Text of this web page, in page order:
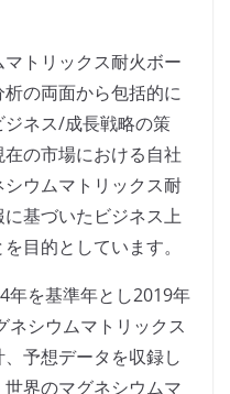
トリックス耐火ボー
の両面から包括的に
ネス/成長戦略の策
の市場における自社
ウムマトリックス耐
基づいたビジネス上
目的としています。
年を基準年とし2019年
ネシウムマトリックス
予想データを収録し
界のマグネシウムマ